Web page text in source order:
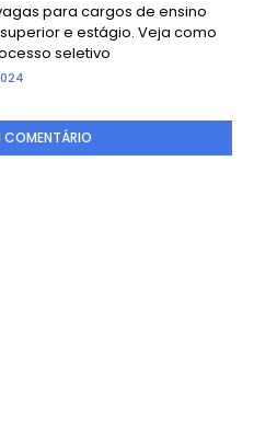
para cargos de ensino
e estágio. Veja como
seletivo
COMENTÁRIO